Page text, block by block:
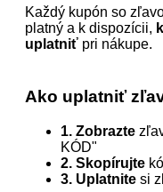
Každý kupón so
platný a k dispozícii,
uplatniť pri nákupe.
Ako uplatniť
1. Zobrazte
KÓD"
2. Skopírujte
3. Uplatnite si